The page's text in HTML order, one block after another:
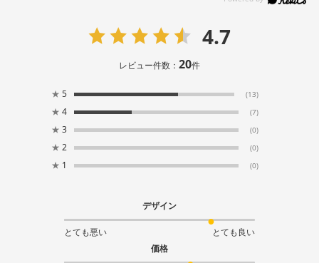
4.7
レビュー件数： 20件
★ 5 (13)
★ 4 (7)
★ 3 (0)
★ 2 (0)
★ 1 (0)
デザイン
とても悪い
とても良い
価格